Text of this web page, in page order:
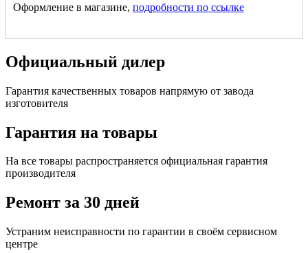
Оформление в магазине, подробности по ссылке
Официальный дилер
Гарантия качественных товаров напрямую от завода
изготовителя
Гарантия на товары
На все товары распространяется официальная гарантия
производителя
Ремонт за 30 дней
Устраним неисправности по гарантии в своём сервисном
центре